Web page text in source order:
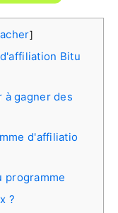
]
Bitu
à gagner des
d'affiliatio
programme
?